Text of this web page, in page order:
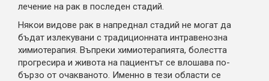
лечение на рак в последен стадий.
Някои видове рак в напреднал стадий не могат да
бъдат излекувани с традиционната интравенозна
химиотерапия. Въпреки химиотерапията, болестта
прогресира и живота на пациентът се влошава по-
бързо от очакваното. Именно в тези области се